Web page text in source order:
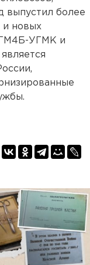
выпустил более
и новых
УГМК и